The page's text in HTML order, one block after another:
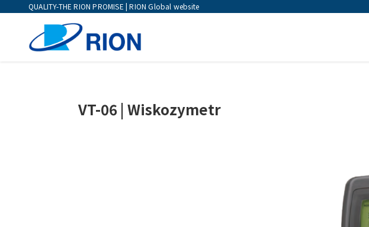
QUALITY-THE RION PROMISE | RION Global website
VT-06 | Wiskozymetr